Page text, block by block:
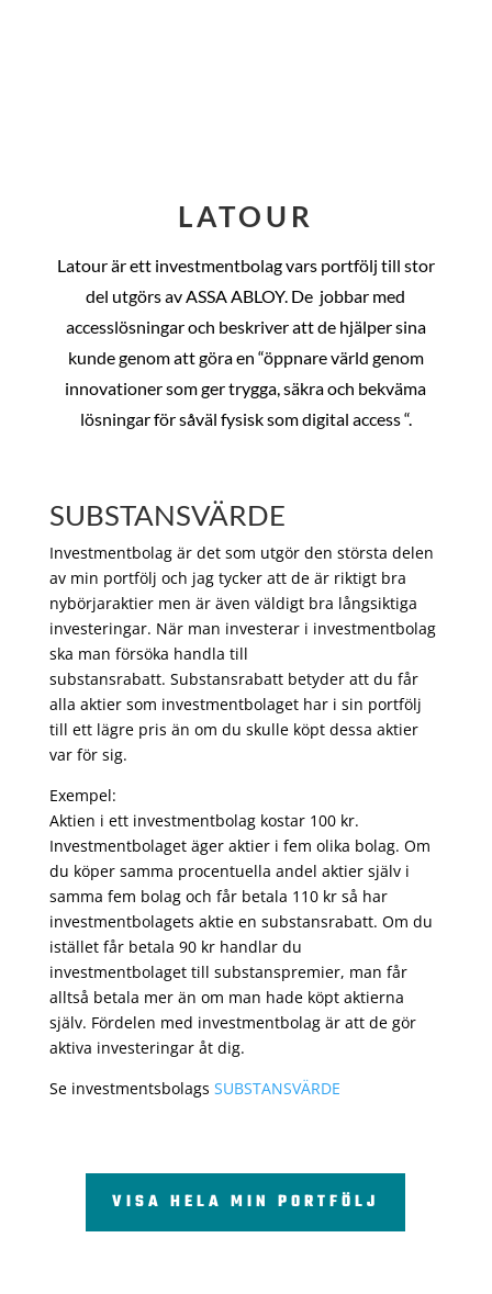
LATOUR
Latour är ett investmentbolag vars portfölj till stor
del utgörs av ASSA ABLOY. De jobbar med
accesslösningar och beskriver att de hjälper sina
kunde genom att göra en “öppnare värld genom
innovationer som ger trygga, säkra och bekväma
lösningar för såväl fysisk som digital access “.
SUBSTANSVÄRDE
Investmentbolag är det som utgör den största delen
av min portfölj och jag tycker att de är riktigt bra
nybörjaraktier men är även väldigt bra långsiktiga
investeringar. När man investerar i investmentbolag
ska man försöka handla till
substansrabatt. Substansrabatt betyder att du får
alla aktier som investmentbolaget har i sin portfölj
till ett lägre pris än om du skulle köpt dessa aktier
var för sig.
Exempel:
Aktien i ett investmentbolag kostar 100 kr.
Investmentbolaget äger aktier i fem olika bolag. Om
du köper samma procentuella andel aktier själv i
samma fem bolag och får betala 110 kr så har
investmentbolagets aktie en substansrabatt. Om du
istället får betala 90 kr handlar du
investmentbolaget till substanspremier, man får
alltså betala mer än om man hade köpt aktierna
själv. Fördelen med investmentbolag är att de gör
aktiva investeringar åt dig.
Se investmentsbolags SUBSTANSVÄRDE
VISA HELA MIN PORTFÖLJ